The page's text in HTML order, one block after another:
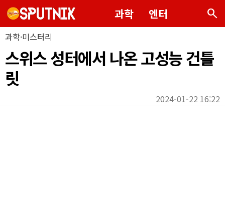
과학 엔터 search
과학·미스터리
스위스 성터에서 나온 고성능 건틀
릿
2024-01-22 16:22